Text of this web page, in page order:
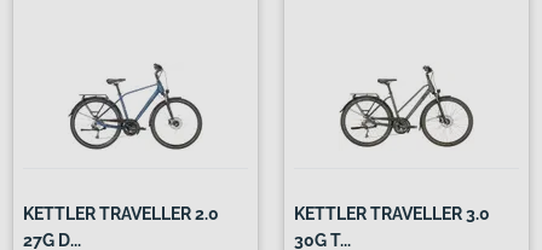
KETTLER TRAVELLER 2.0
27G D...
KETTLER TRAVELLER 3.0
30G T...